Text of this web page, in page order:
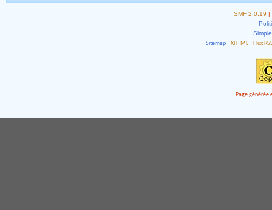
SMF 2.0.19 |
Sitemap
XHTML Flux
Page générée